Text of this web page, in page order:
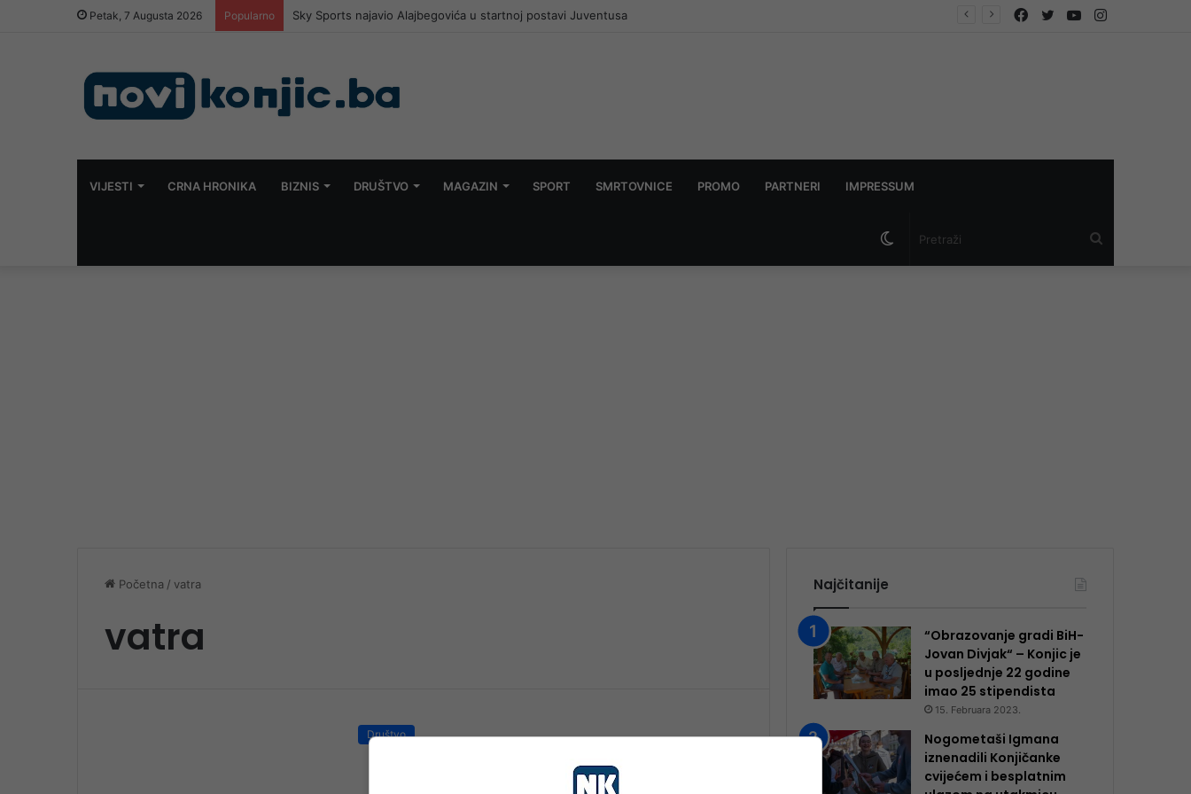
Petak, 7 Augusta 2026 Popularno Sky Sports najavio Alajbegovića u startnoj postavi Juventusa YouTube
Twitter
Facebook
VIJESTI CRNA HRONIKA BIZNIS DRUŠTVO MAGAZIN SPORT SMRTOVNICE PROMO PARTNERI IMPRESSUM
Switch
Početna / vatra
vatra
Društvo
ZABRANJENO LOŽENJE VATRE NA
Najčitanije
“Obrazovanje gradi BiH-
Jovan Divjak“ – Konjic je
u posljednje 22 godine
imao 25 ​​stipendista
15. Februara 2023.
Nogometaši Igmana
iznenadili Konjičanke
cvijećem i besplatnim